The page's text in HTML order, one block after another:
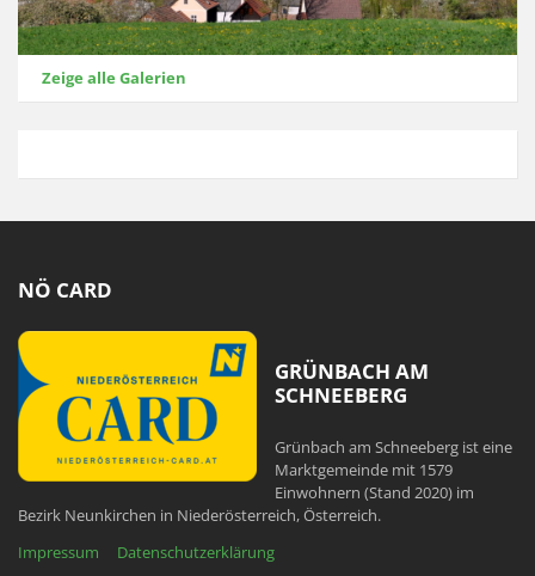
Zeige alle Galerien
NÖ CARD
GRÜNBACH AM
SCHNEEBERG
Grünbach am Schneeberg ist eine
Marktgemeinde mit 1579
Einwohnern (Stand 2020) im
Bezirk Neunkirchen in Niederösterreich, Österreich.
Impressum
Datenschutzerklärung